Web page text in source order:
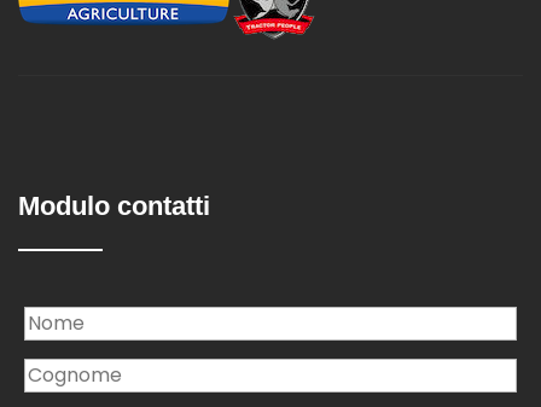
Modulo contatti